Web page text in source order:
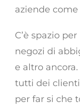
aziende
C’è spazio
negozi di
e altro
tutti dei
per far si che